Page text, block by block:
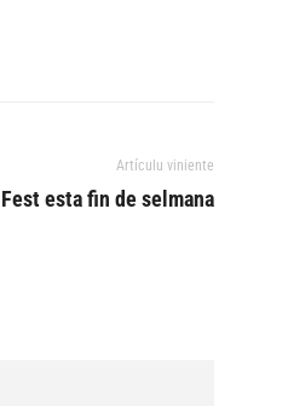
Artículu viniente
esta fin de selmana